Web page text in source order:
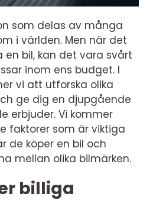
som delas av många
i världen. Men när det
en bil, kan det vara svårt
inom ens budget. I
vi att utforska olika
ge dig en djupgående
erbjuder. Vi kommer
faktorer som är viktiga
de köper en bil och
mellan olika bilmärken.
billiga